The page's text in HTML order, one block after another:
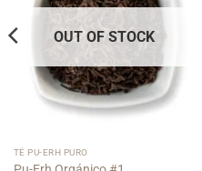
OUT OF STOCK
TÉ PU-ERH PURO